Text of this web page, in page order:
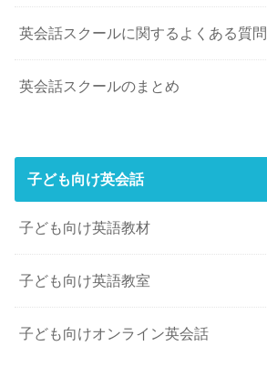
英会話スクールに関するよくある質問
英会話スクールのまとめ
子ども向け英会話
子ども向け英語教材
子ども向け英語教室
子ども向けオンライン英会話